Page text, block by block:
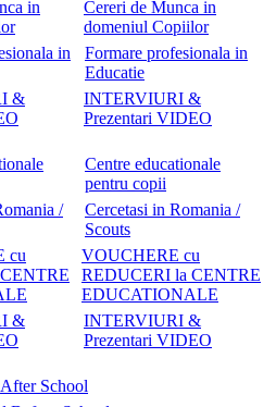
Cereri de Munca in
domeniul Copiilor
Formare profesionala in
Educatie
INTERVIURI &
Prezentari VIDEO
Centre educationale
pentru copii
Cercetasi in Romania /
Scouts
VOUCHERE cu
REDUCERI la CENTRE
EDUCATIONALE
INTERVIURI &
Prezentari VIDEO
After School